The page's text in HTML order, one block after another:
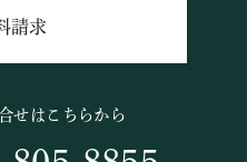
請求
せはこちらから